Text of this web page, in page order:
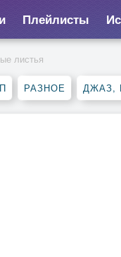
Плейлисты
листья
РАЗНОЕ ДЖАЗ,